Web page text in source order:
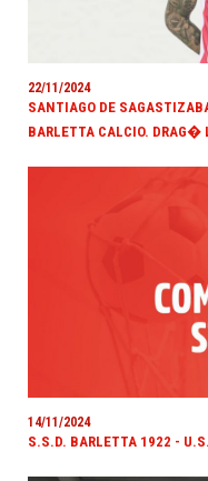
22/11/2024
SANTIAGO DE
BARLETTA CALCIO. DRAG�
14/11/2024
S.S.D. BARLETTA 1922 -